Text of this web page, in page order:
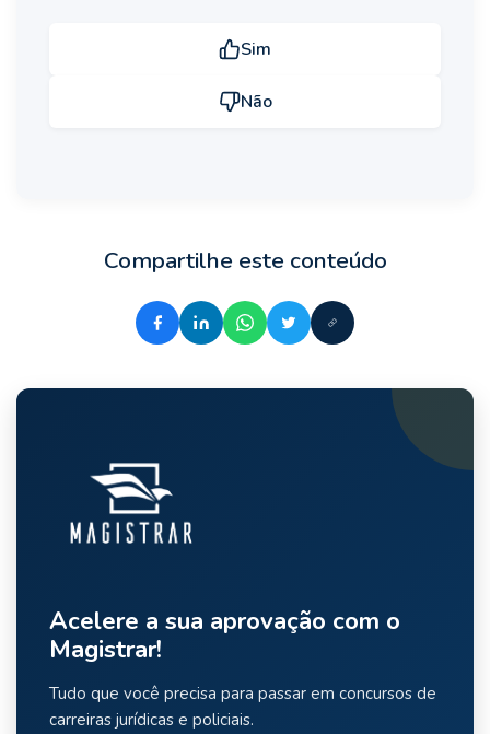
Sim
Não
Compartilhe este conteúdo
Acelere a sua aprovação com o
Magistrar!
Tudo que você precisa para passar em concursos de
carreiras jurídicas e policiais.